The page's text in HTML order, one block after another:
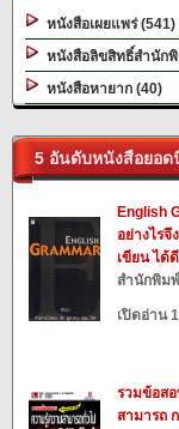
หนังสือเผยแพร่ (541)
หนังสือลิขสิทธิ์สำนัก
หนังสือหายาก (40)
5 อันดับหนังสือยอด
English
อย่างไรจึ
เขียน ได้ดี
สำนักพิม
เปิดอ่าน
รวมข้อส
สามารถ